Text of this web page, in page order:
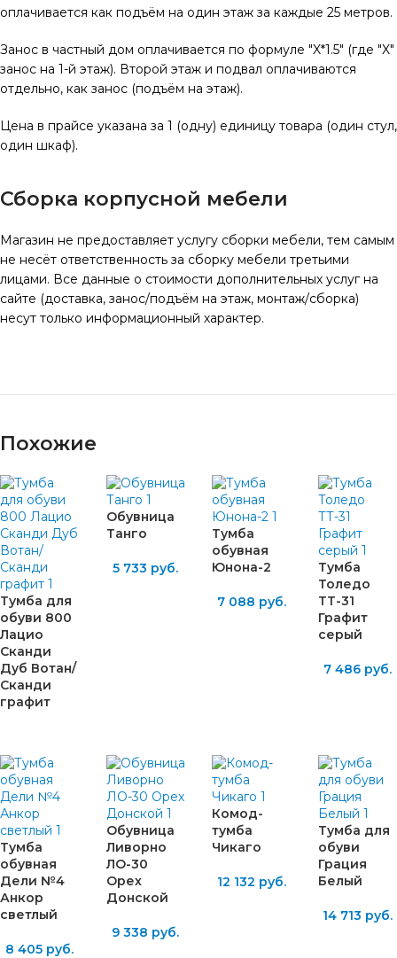
оплачивается как подъём на один этаж за каждые 25 метров.
Занос в частный дом оплачивается по формуле "X*1.5" (где "X"
занос на 1-й этаж). Второй этаж и подвал оплачиваются
отдельно, как занос (подъём на этаж).
Цена в прайсе указана за 1 (одну) единицу товара (один стул,
один шкаф).
Сборка корпусной мебели
Магазин не предоставляет услугу сборки мебели, тем самым
не несёт ответственность за сборку мебели третьими
лицами. Все данные о стоимости дополнительных услуг на
сайте (доставка, занос/подъём на этаж, монтаж/сборка)
несут только информационный характер.
Похожие
Тумба для
обуви 800
Лацио
Сканди
Дуб Вотан/
Сканди
графит
Обувница
Танго
5 733 руб.
Тумба
обувная
Юнона-2
7 088 руб.
Тумба
Толедо
ТТ-31
Графит
серый
7 486руб.
Тумба
обувная
Дели №4
Анкор
светлый
8 405 руб.
Обувница
Ливорно
ЛО-30
Орех
Донской
9 338 руб.
Комод-
тумба
Чикаго
12 132 руб.
Тумба для
обуви
Грация
Белый
14 713 руб.